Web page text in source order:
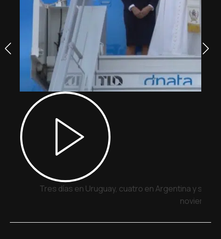
Tres días en Uruguay, cuatro en Argentina y
noviembre